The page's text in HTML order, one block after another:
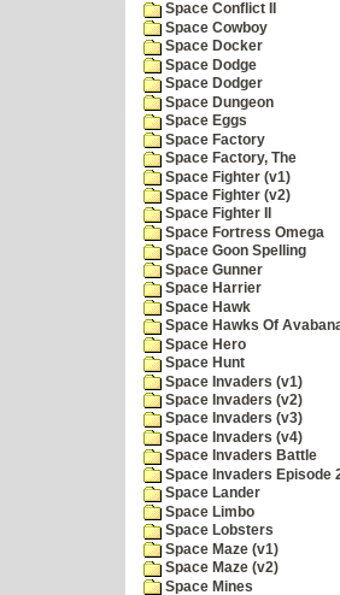
Space Conflict II
Space Cowboy
Space Docker
Space Dodge
Space Dodger
Space Dungeon
Space Eggs
Space Factory
Space Factory, The
Space Fighter (v1)
Space Fighter (v2)
Space Fighter II
Space Fortress Omega
Space Goon Spelling
Space Gunner
Space Harrier
Space Hawk
Space Hawks Of
Space Hero
Space Hunt
Space Invaders (v1)
Space Invaders (v2)
Space Invaders (v3)
Space Invaders (v4)
Space Invaders Battle
Space Invaders Episode
Space Lander
Space Limbo
Space Lobsters
Space Maze (v1)
Space Maze (v2)
Space Mines